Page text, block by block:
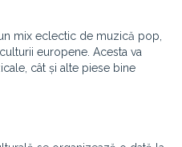
mix eclectic de muzică pop,
europene. Acesta va
cât și alte piese bine